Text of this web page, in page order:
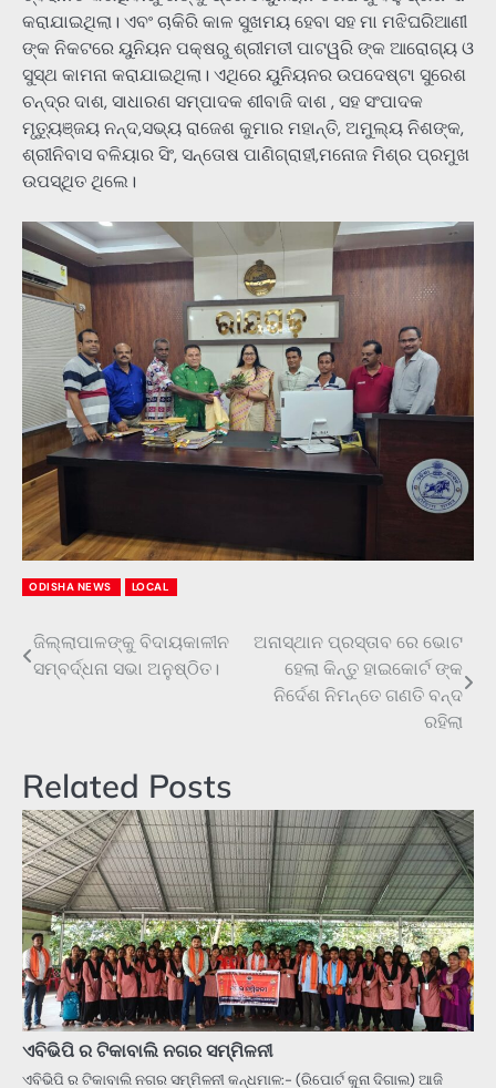
କରାଯାଇଥିଲା। ଏବଂ ଚାକିରି କାଳ ସୁଖମୟ ହେବା ସହ ମା ମଝିଘରିଆଣୀ
ଙ୍କ ନିକଟରେ ୟୁନିୟନ ପକ୍ଷରୁ ଶ୍ରୀମତୀ ପାଟୱରି ଙ୍କ ଆରୋଗ୍ୟ ଓ
ସୁସ୍ଥ କାମନା କରାଯାଇଥିଲା। ଏଥିରେ ୟୁନିୟନର ଉପଦେଷ୍ଟା ସୁରେଶ
ଚନ୍ଦ୍ର ଦାଶ, ସାଧାରଣ ସମ୍ପାଦକ ଶୀବାଜି ଦାଶ , ସହ ସଂପାଦକ
ମୃତ୍ୟୁଞ୍ଜୟ ନନ୍ଦ,ସଭ୍ୟ ରାଜେଶ କୁମାର ମହାନ୍ତି, ଅମୁଲ୍ୟ ନିଶଙ୍କ,
ଶ୍ରୀନିବାସ ବଳିୟାର ସିଂ, ସନ୍ତୋଷ ପାଣିଗ୍ରାହୀ,ମନୋଜ ମିଶ୍ର ପ୍ରମୁଖ
ଉପସ୍ଥିତ ଥିଲେ।
ODISHA NEWS LOCAL
Post
navigation
ଜିଲ୍ଲାପାଳଙ୍କୁ ବିଦାୟକାଳୀନ
ସମ୍ବର୍ଦ୍ଧନା ସଭା ଅନୁଷ୍ଠିତ।
ଅନାସ୍ଥାନ ପ୍ରସ୍ତାବ ରେ ଭୋଟ
ହେଲା କିନ୍ତୁ ହାଇକୋର୍ଟ ଙ୍କ
ନିର୍ଦେଶ ନିମନ୍ତେ ଗଣତି ବନ୍ଦ
ରହିଲା
Related Posts
ଏବିଭିପି ର ଟିକାବାଲି ନଗର ସମ୍ମିଳନୀ
ଏବିଭିପି ର ଟିକାବାଲି ନଗର ସମ୍ମିଳନୀ କନ୍ଧମାଳ:- (ରିପୋର୍ଟ କୁନା ଦିଗାଲ) ଆଜି